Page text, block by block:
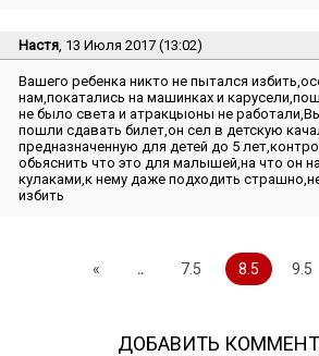
Настя , 13 Июля 2017 (13:02)
Вашего ребенка никто не пытался
нам,покатались на машинках и
не было света и атракцыоны не
пошли сдавать билет,он сел в детскую
предназначенную для детей до 5
обьяснить что это для малышей,на что он
кулаками,к нему даже подходить
избить
« .. 7.5 8.5 9.5
ДОБАВИТЬ